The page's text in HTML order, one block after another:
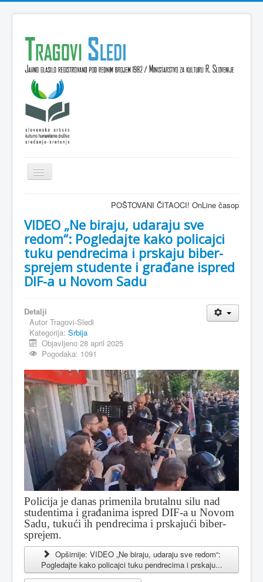
Isključi
navigaciju
VESTI
KULTURA
INTERVJU
MAGAZIN
SPORT
PISMA ČITALACA
IMPRESUM
POŠTOVANI ČITAOCI! OnLine časopis
VIDEO „Ne biraju, udaraju sve
redom“: Pogledajte kako policajci
tuku pendrecima i prskaju biber-
sprejem studente i građane ispred
DIF-a u Novom Sadu
Detalji
Autor Tragovi-Sledi
Kategorija: Srbija
Objavljeno 28 april 2025
Pogodaka: 1091
Policija je danas primenila brutalnu silu nad
studentima i građanima ispred DIF-a u Novom
Sadu, tukući ih pendrecima i prskajući biber-
sprejem.
Opširnije: VIDEO „Ne biraju, udaraju sve redom“:
Pogledajte kako policajci tuku pendrecima i prskaju...